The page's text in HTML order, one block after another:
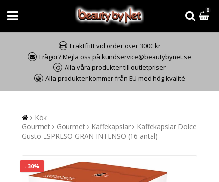
0
Fraktfritt vid order över 3000 kr
Frågor? Mejla oss på kundservice@beautybynet.se
Alla våra produkter till outletpriser
Alla produkter kommer från EU med hög kvalité
Kök
Gourmet
Gourmet Kaffekapslar
Kaffekapslar Dolce
Gusto ESPRESO GRAN INTENSO (16 antal)
- 30%